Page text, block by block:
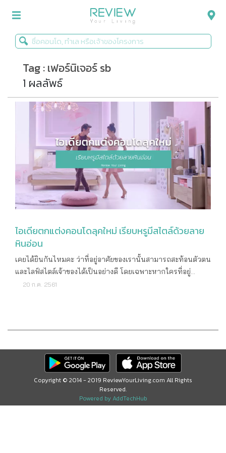
รีวิวคอนโด
รีวิวบ้าน
รีวิวทาวน์โฮม
Infographic
ข่าวโปรโมชั่น
Tag : เฟอร์นิเจอร์ sb
1 ผลลัพธ์
ไอเดียตกแต่งคอนโดลุคใหม่ เรียบหรูมีสไตล์ด้วยลาย
หินอ่อน
เคยได้ยินกันไหมคะ ว่าที่อยู่อาศัยของเรานั้นสามารถสะท้อนตัวตน
และไลฟ์สไตล์เจ้าของได้เป็นอย่างดี โดยเฉพาะหากใครที่อยู่
คอนโดมิเนียมแล้วล่ะก็ จะยิ่งมีพื้นที่ส่วนตัวให้ใส่ความเป็นตัวเอง
สำหรับอำนวยความสะดวกภายในบ้านของเราเท่านั้น แต่ด้วย
หมด ซึ่งทำออกมาทั้งดีไซน์สวยงาม ฟังก์ชั่นมีสไตล์ เฉพาะตัว แถม
ยังขยันใส่นวัตกรรมลงไปบนวัสดุ เพื่อช่วยเพิ่มอายุการใช้งานให้
คุ้มค่ามากที่สุด ทำให้เฟอร์นิเจอร์ทุกชิ้นนั้น เปรียบเสมือนเครื่อง
ประดับภายในบ้านของเราที่สำคัญไม่ใช่เค่รูปลักษณ์ที่ต้องดู
สวยงามเพียงอย่างเดียว แต่ต้องสามารถ ใช้งานได้อย่างตอบโจทย์
20 ก.ค. 2561
Copyright © 2014 - 2019 ReviewYourLiving.com All Rights
Reserved.
Powered by AddTechHub